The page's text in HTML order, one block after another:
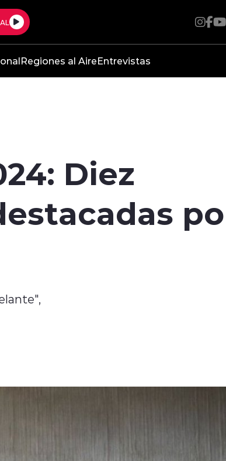
Regiones al AireEntrevistas
Diez